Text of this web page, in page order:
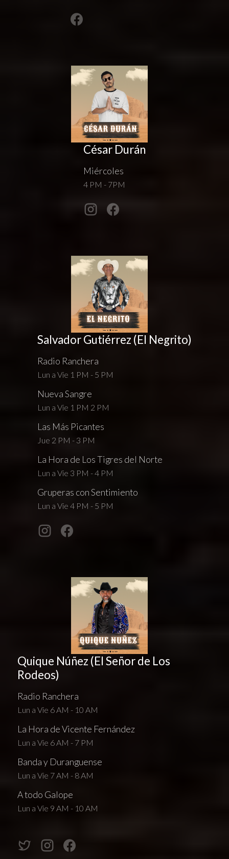
César Durán
Miércoles
4 PM - 7PM
Salvador Gutiérrez (El Negrito)
Radio Ranchera
Lun a Vie 1 PM - 5 PM
Nueva Sangre
Lun a Vie 1 PM 2 PM
Las Más Picantes
Jue 2 PM - 3 PM
La Hora de Los Tigres del Norte
Lun a Vie 3 PM - 4 PM
Gruperas con Sentimiento
Lun a Vie 4 PM - 5 PM
Quique Núñez (El Señor de Los
Rodeos)
Radio Ranchera
Lun a Vie 6 AM - 10 AM
La Hora de Vicente Fernández
Lun a Vie 6 AM - 7 PM
Banda y Duranguense
Lun a Vie 7 AM - 8 AM
A todo Galope
Lun a Vie 9 AM - 10 AM